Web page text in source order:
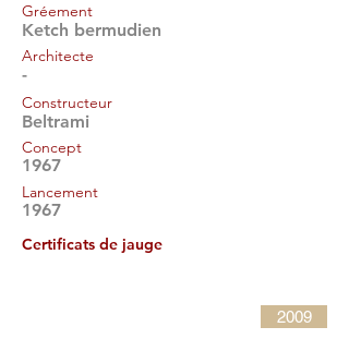
Gréement
Ketch bermudien
Architecte
-
Constructeur
Beltrami
Concept
1967
Lancement
1967
Certificats de jauge
2009